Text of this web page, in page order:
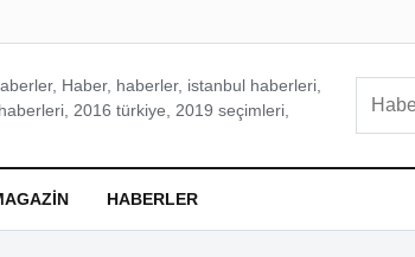
Haber, haberler, istanbul haberleri,
2016 türkiye, 2019 seçimleri,
HABERLER